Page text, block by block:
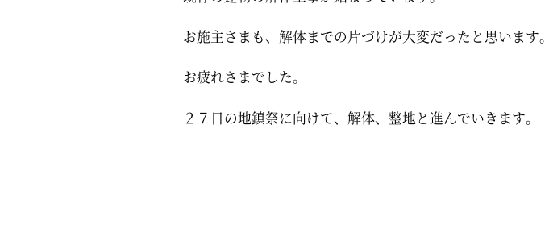
お施主さまも、解体までの片づけが大変だったと思います。
お疲れさまでした。
２７日の地鎮祭に向けて、解体、整地と進んでいきます。